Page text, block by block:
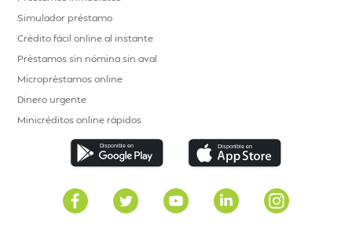
Simulador préstamo
Crédito fácil online al instante
Préstamos sin nómina sin aval
Micropréstamos online
Dinero urgente
Minicréditos online rápidos